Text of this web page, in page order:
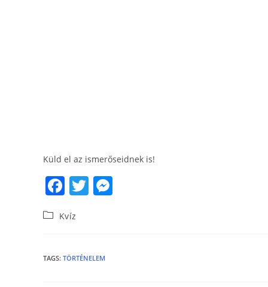
Küld el az ismerőseidnek is!
F
c
b
T
Kvíz
TAGS: TÖRTÉNELEM